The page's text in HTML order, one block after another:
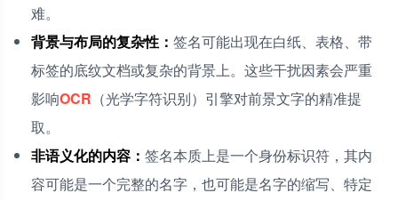
难。
背景与布局的复杂性： 签名可能出现在白纸、表格、带
标签的底纹文档或复杂的背景上。这些干扰因素会严重
影响OCR （光学字符识别）引擎对前景文字的精准提
取。
非语义化的内容： 签名本质上是一个身份标识符，其内
容可能是一个完整的名字，也可能是名字的缩写、特定